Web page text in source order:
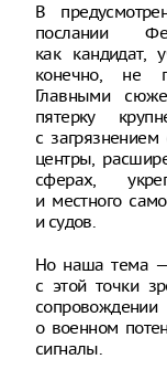
В
послании
как кандидат,
конечно, не
Главными
пятерку
с
центры,
сферах,
и местного
и судов.
Но наша тема
с этой точки
о военном
сигналы.